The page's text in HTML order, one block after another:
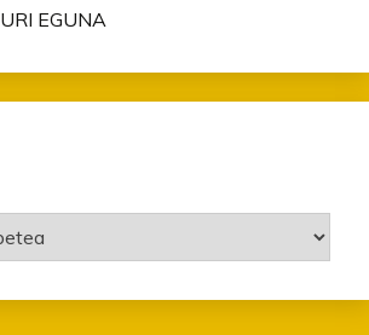
EGUNA